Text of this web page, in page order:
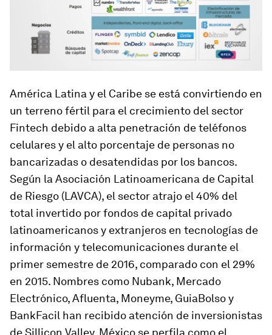
América Latina y el Caribe se está convirtiendo en
un terreno fértil para el crecimiento del sector
Fintech debido a alta penetración de teléfonos
celulares y el alto porcentaje de personas no
bancarizadas o desatendidas por los bancos.
Según la Asociación Latinoamericana de Capital
de Riesgo (LAVCA), el sector atrajo el 40% del
total invertido por fondos de capital privado
latinoamericanos y extranjeros en tecnologías de
información y telecomunicaciones durante el
primer semestre de 2016, comparado con el 29%
en 2015. Nombres como Nubank, Mercado
Electrónico, Afluenta, Moneyme, GuiaBolso y
BankFacil han recibido atención de inversionistas
de Sillicon Valley. México se perfila como el